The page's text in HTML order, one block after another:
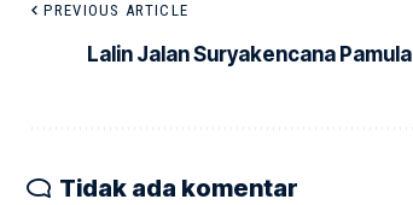
PREVIOUS ARTICLE
Lalin Jalan Suryakencana
Tidak ada komentar